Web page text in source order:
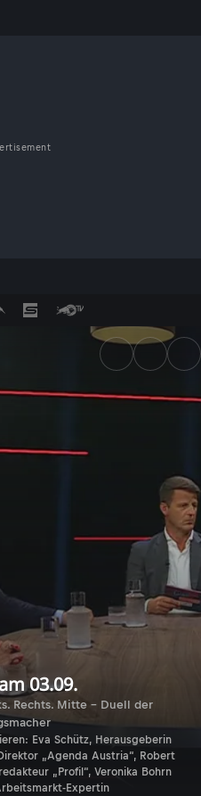
Ende:
03.09.
Rechts. Mitte - Duell der
Eva Schütz, Herausgeberin
„Agenda Austria“, Robert
„Profil“, Veronika Bohrn
Expertin